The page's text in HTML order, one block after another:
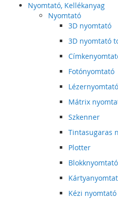
Nyomtató, Kellékanyag
Nyomtató
3D nyomtató
3D nyomtató
Fotónyomtató
Lézernyomtató
Mátrix
Szkenner
Tintasugaras
Plotter
Blokknyomtató
Kézi nyomtató